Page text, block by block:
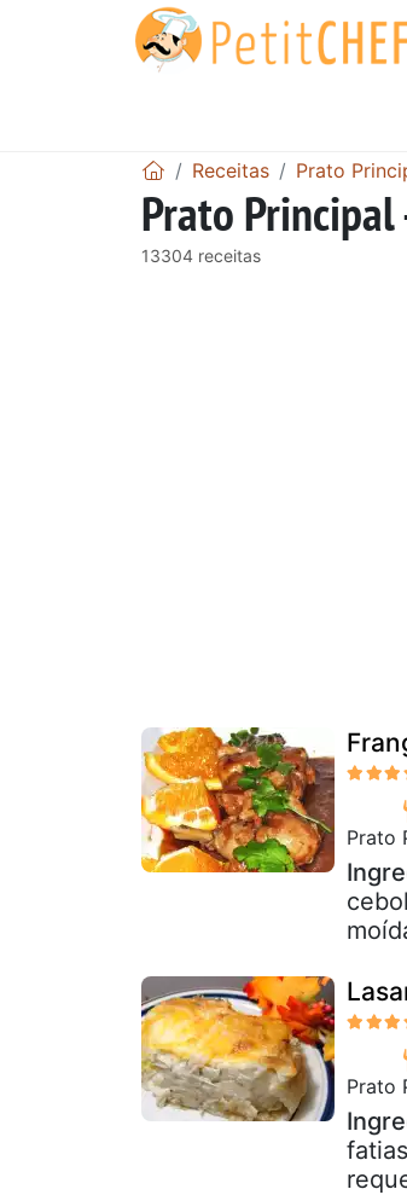
Receitas Prato
Prato
13304 receitas
Prato
Prato